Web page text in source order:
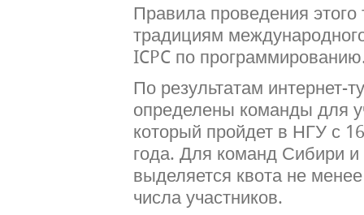
Правила проведения этого
традициям
ICPC по
По результатам интернет-
определены команды для
который пройдет в НГУ с
года. Для команд Сибири и
выделяется квота не
числа участников.